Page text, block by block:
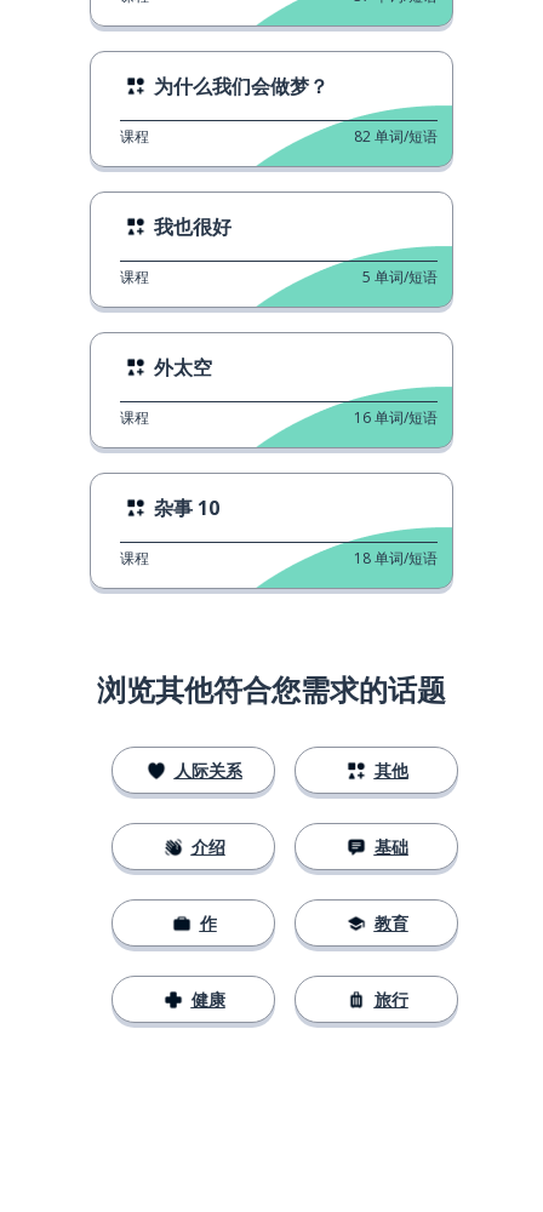
为什么我们会做梦？
课程 82单词/短语
我也很好
课程 5 单词/短语
外太空
课程 16单词/短语
杂事 10
课程 18单词/短语
浏览其他符合您需求的话题
人际关系
介绍
作
健康
其他
基础
教育
旅行